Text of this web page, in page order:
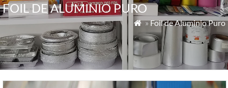
FOIL DE ALUMINIO PURO
 »Foil de Aluminio Puro